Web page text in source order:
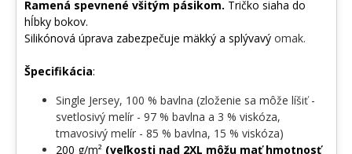
Evolúcia sa nezastavila. Zastavila sa len na bowlingovej dráhe.
Zaobstaraj si tento motív a ukáž svetu, kde končia milióny rokov
Ramená spevnené všitým pásikom. Tričko siaha do
hĺbky bokov.
Silikónová úprava zabezpečuje mäkký a splývavý omak.
Špecifikácia:
Single Jersey, 100 % bavlna (zloženie sa môže líšiť -
svetlosivý melír - 97 % bavlna a 3 % viskóza,
tmavosivý melír - 85 % bavlna, 15 % viskóza)
200 g/m² (veľkosti nad 2XL môžu mať hmotnosť